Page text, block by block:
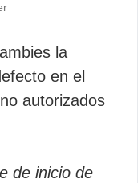
la
en el
autorizados
de inicio de